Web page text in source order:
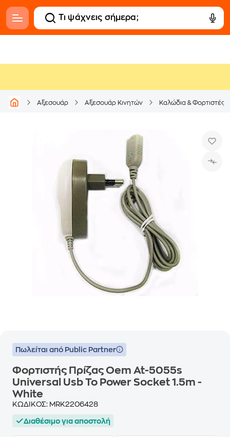
Αξεσουάρ Αξεσουάρ Κινητών Καλώδια & Φορτιστές
Πωλείται από Public Partner
Φορτιστής Πρίζας Oem At-5055s
Universal Usb To Power Socket 1.5m -
White
ΚΩΔΙΚΟΣ: MRK2206428
Διαθέσιμο για αποστολή